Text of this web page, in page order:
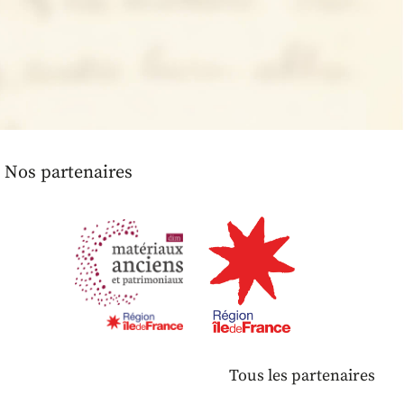
Nos partenaires
Tous les partenaires